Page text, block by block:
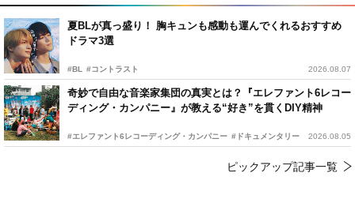
夏BLが真っ盛り！ 胸キュンも感動も運んでくれるおすすめ
ドラマ3選
#BL #コントラスト 2026.08.07
奇妙で自由な音楽家集団の真実とは？『エレファント6レコー
ディング・カンパニー』が教える“好き”を貫くDIY精神
#エレファント6レコーディング・カンパニー #ドキュメンタリー 2026.08.05
ピックアップ記事一覧